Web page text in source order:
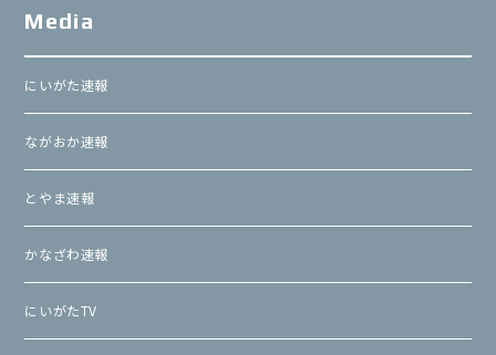
Media
にいがた速報
ながおか速報
とやま速報
かなざわ速報
にいがたTV